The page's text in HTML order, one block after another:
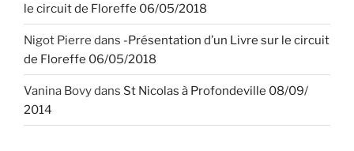
le circuit de Floreffe 06/05/2018
Nigot Pierre dans -Présentation d’un Livre sur le circuit
de Floreffe 06/05/2018
Vanina Bovydans St Nicolas à Profondeville 08/09/
2014